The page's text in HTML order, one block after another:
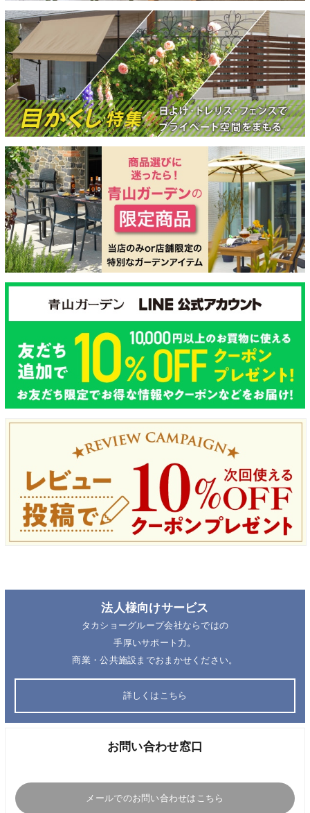
法人様向けサービス
タカショーグループ会社ならではの
手厚いサポート力。
商業・公共施設までおまかせください。
詳しくはこちら
お問い合わせ窓口
メールでのお問い合わせはこちら